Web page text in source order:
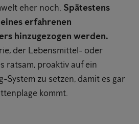
eher noch. Spätestens
erfahrenen
hinzugezogen werden.
der Lebensmittel- oder
ratsam, proaktiv auf ein
zu setzen, damit es gar
kommt.